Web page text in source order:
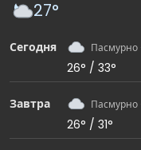
27°
Сегодня Пасмурно
26° / 33°
Завтра Пасмурно
26° / 31°